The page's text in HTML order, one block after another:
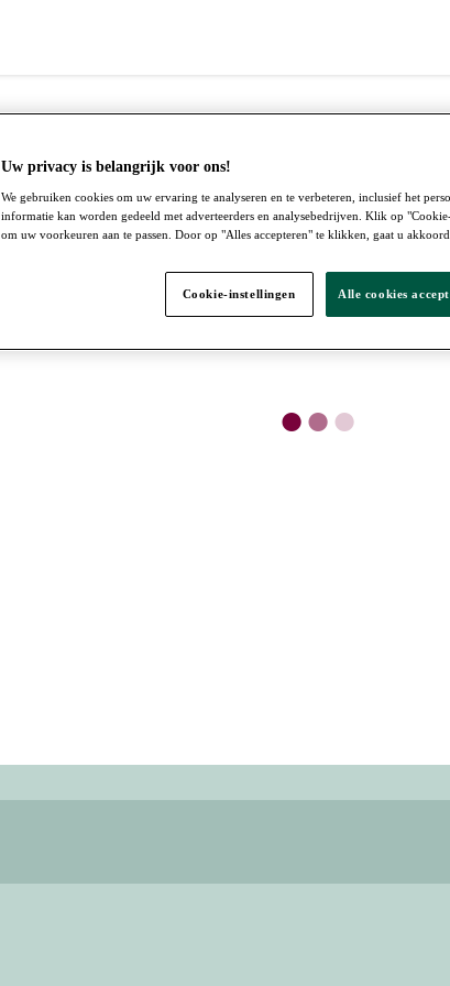
●●●
Uw privacy is belangrijk voor ons!
We gebruiken cookies om uw ervaring te analyseren en te verbeteren, inclusief het
informatie kan worden gedeeld met adverteerders en analysebedrijven. Klik op
om uw voorkeuren aan te passen. Door op "Alles accepteren" te klikken, gaat u
Cookie-instellingen Alle cookies